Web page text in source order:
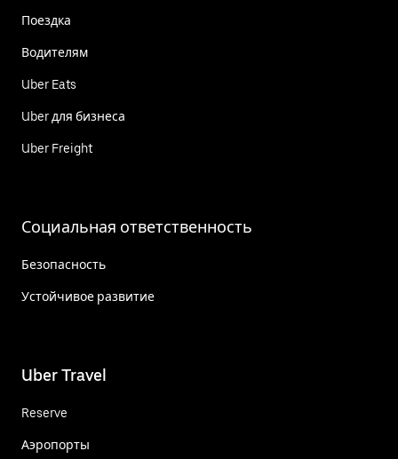
Поездка
Водителям
Uber Eats
Uber для бизнеса
Uber Freight
Социальная ответственность
Безопасность
Устойчивое развитие
Uber Travel
Reserve
Аэропорты